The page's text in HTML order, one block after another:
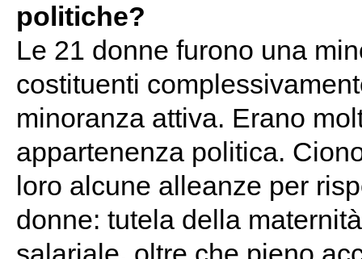
politiche?
Le 21 donne furono una
costituenti
minoranza attiva. Erano
appartenenza politica.
loro alcune alleanze per
donne: tutela della